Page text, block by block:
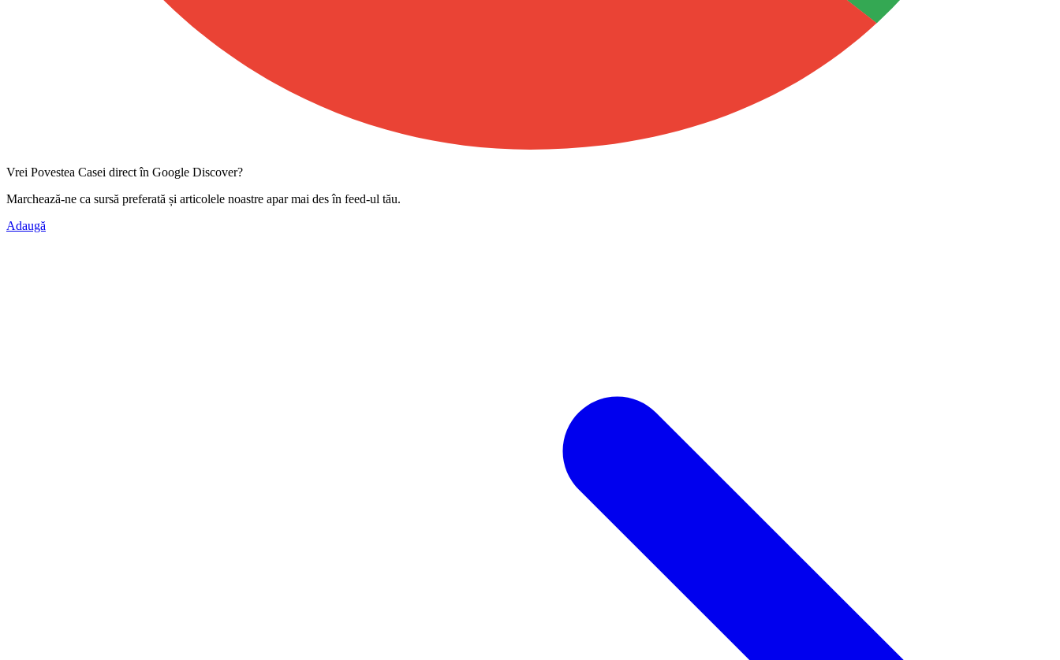
Vrei Povestea Casei direct în Google Discover?
Marchează-ne ca sursă preferată și articolele noastre apar mai des în feed-ul tău.
Adaugă